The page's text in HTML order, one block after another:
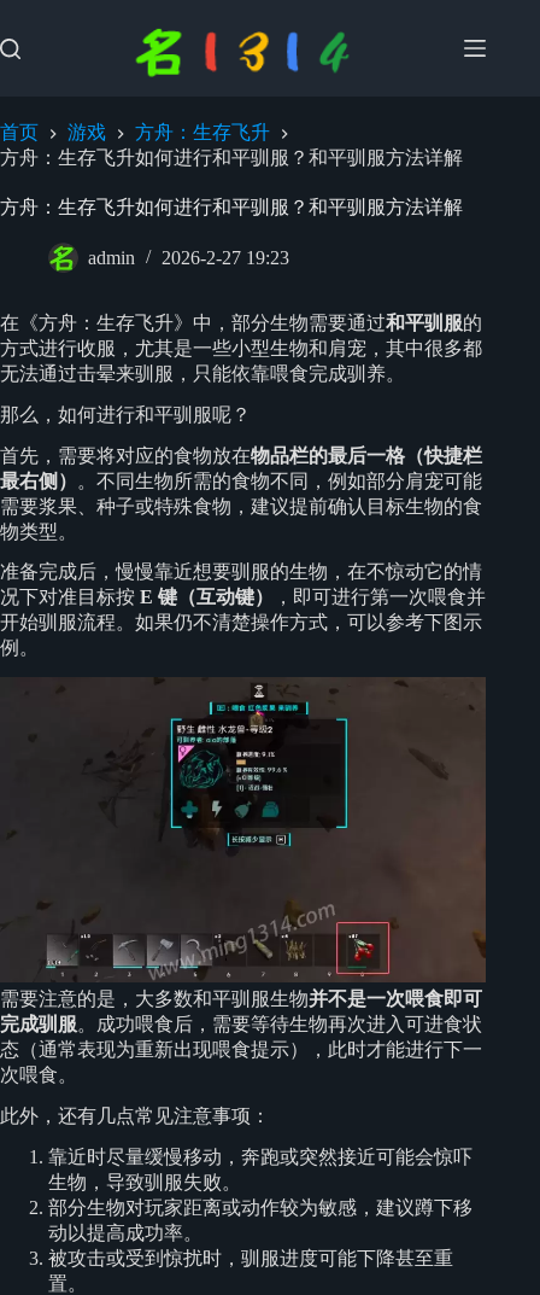
过
内
首页 游戏
方舟：生存飞升
方舟：生存飞升如何进行和平驯服？和平驯服方法详解
方舟：生存飞升如何进行和平驯服？和平驯服方法详解
admin 2026-2-27 19:23
在《方舟：生存飞升》中，部分生物需要通过和平驯服的
方式进行收服，尤其是一些小型生物和肩宠，其中很多都
无法通过击晕来驯服，只能依靠喂食完成驯养。
那么，如何进行和平驯服呢？
首先，需要将对应的食物放在物品栏的最后一格（快捷栏
最右侧）
。不同生物所需的食物不同，例如部分肩宠可能
需要浆果、种子或特殊食物，建议提前确认目标生物的食
物类型。
准备完成后，慢慢靠近想要驯服的生物，在不惊动它的情
况下对准目标按 E 键（互动键）
，即可进行第一次喂食并
开始驯服流程。如果仍不清楚操作方式，可以参考下图示
例。
需要注意的是，大多数和平驯服生物并不是一次喂食即可
完成驯服。成功喂食后，需要等待生物再次进入可进食状
态（通常表现为重新出现喂食提示），此时才能进行下一
次喂食。
此外，还有几点常见注意事项：
靠近时尽量缓慢移动，奔跑或突然接近可能会惊吓
生物，导致驯服失败。
部分生物对玩家距离或动作较为敏感，建议蹲下移
动以提高成功率。
被攻击或受到惊扰时，驯服进度可能下降甚至重
置。